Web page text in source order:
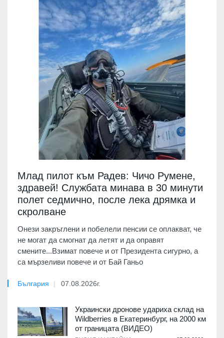
Млад пилот към Радев: Чичо Румене,
здравей! Службата минава в 30 минути
полет седмично, после лека дрямка и
скролване
Онези закръглени и побелели пенсии се оплакват, че
не могат да смогнат да летят и да оправят
смените...Взимат повече и от Президента сигурно, а
са мързеливи повече и от Бай Ганьо
България 07.08.2026г.
Украински дронове удариха склад на
Wildberries в Екатеринбург, на 2000 км
от границата (ВИДЕО)